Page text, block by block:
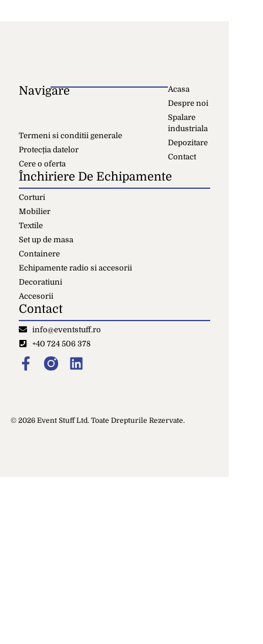
Navigare
Acasa
Despre noi
Spalare
industriala
Depozitare
Contact
Termeni si conditii generale
Protecția datelor
Cere o oferta
Închiriere De Echipamente
Corturi
Mobilier
Textile
Set up de masa
Containere
Echipamente radio si accesorii
Decoratiuni
Accesorii
Contact
info@eventstuff.ro
+40 724 506 378
© 2026 Event Stuff Ltd. Toate Drepturile Rezervate.